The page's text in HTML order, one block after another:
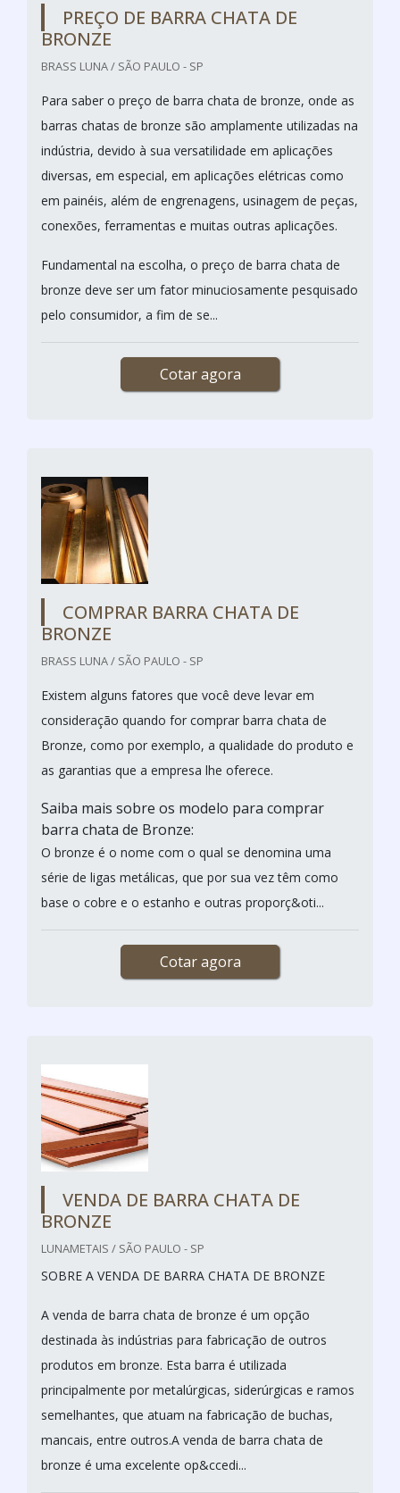
PREÇO DE BARRA CHATA DE
BRONZE
BRASS LUNA / SÃO PAULO - SP
Para saber o preço de barra chata de bronze, onde as
barras chatas de bronze são amplamente utilizadas na
indústria, devido à sua versatilidade em aplicações
diversas, em especial, em aplicações elétricas como
em painéis, além de engrenagens, usinagem de peças,
conexões, ferramentas e muitas outras aplicações.
Fundamental na escolha, o preço de barra chata de
bronze deve ser um fator minuciosamente pesquisado
pelo consumidor, a fim de se...
Cotar agora
COMPRAR BARRA CHATA DE
BRONZE
BRASS LUNA / SÃO PAULO - SP
Existem alguns fatores que você deve levar em
consideração quando for comprar barra chata de
Bronze, como por exemplo, a qualidade do produto e
as garantias que a empresa lhe oferece.
Saiba mais sobre os modelo para comprar
barra chata de Bronze:
O bronze é o nome com o qual se denomina uma
série de ligas metálicas, que por sua vez têm como
base o cobre e o estanho e outras proporç&oti...
Cotar agora
VENDA DE BARRA CHATA DE
BRONZE
LUNAMETAIS / SÃO PAULO - SP
SOBRE A VENDA DE BARRA CHATA DE BRONZE
A venda de barra chata de bronze é um opção
destinada às indústrias para fabricação de outros
produtos em bronze. Esta barra é utilizada
principalmente por metalúrgicas, siderúrgicas e ramos
semelhantes, que atuam na fabricação de buchas,
mancais, entre outros.A venda de barra chata de
bronze é uma excelente op&ccedi...